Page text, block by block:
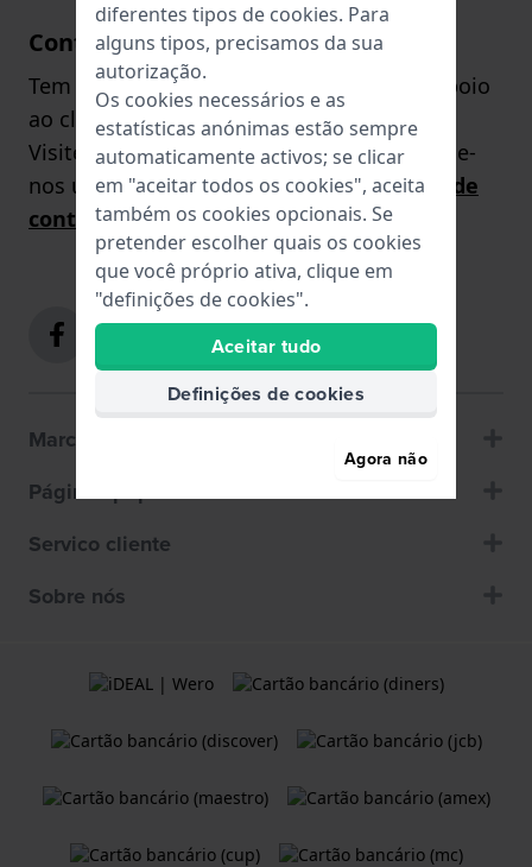
Contacto
Tem alguma dúvida? A nossa equipa de apoio
ao cliente terá todo o prazer em ajudá-lo!
Visite a nossapágina de contactoou envie-
nos uma pergunta através doformulário de
contacto.
Marcas populares
Páginas populares
Servico cliente
Sobre nós
diferentes tipos de cookies. Para
alguns tipos, precisamos da sua
autorização.
Os cookies necessários e as
estatísticas anónimas estão sempre
automaticamente activos; se clicar
em "aceitar todos os cookies", aceita
também os cookies opcionais. Se
pretender escolher quais os cookies
que você próprio ativa, clique em
"definições de cookies".
Aceitar tudo
Definições de cookies
Agora não